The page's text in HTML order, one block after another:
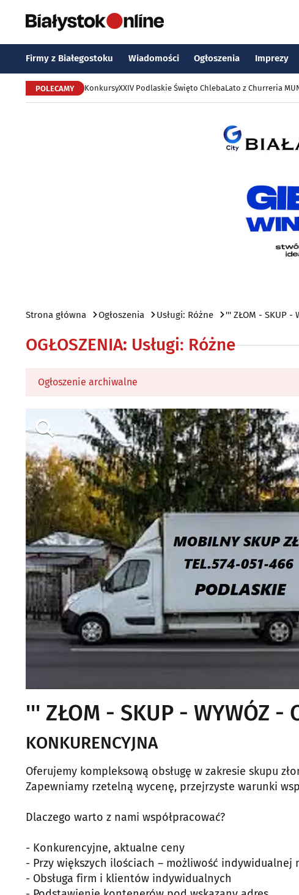
Firmy z Białegostoku Wiadomości Ogłoszenia Imprezy
POLECAMY KonkursyXXIV Podlaskie Święto ChlebaLato z Churreria
Strona główna Ogłoszenia Usługi: Różne ''' ZŁOM - SKUP -
OGŁOSZENIA: Usługi: Różne
Ogłoszenie archiwalne
''' ZŁOM - SKUP - WYWÓZ -
KONKURENCYJNA
Oferujemy kompleksową obsługę w zakresie skupu
Zapewniamy rzetelną wycenę, przejrzyste warunki
Dlaczego warto z nami współpracować?
- Konkurencyjne, aktualne ceny
- Przy większych ilościach – możliwość indywidualnej
- Obsługa firm i klientów indywidualnych